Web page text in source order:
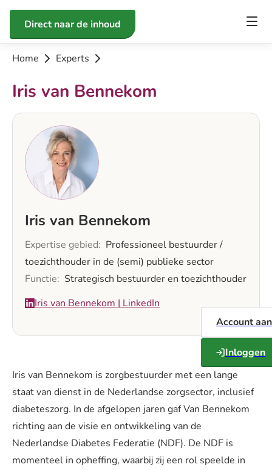
Direct naar de inhoud
Account
Inloggen
Home Experts
Iris van Bennekom
Iris van Bennekom
Expertise gebied
Professioneel bestuurder /
toezichthouder in de (semi) publieke sector
Functie
Strategisch bestuurder en toezichthouder
Linkedin
Iris van Bennekom | LinkedIn
Iris van Bennekom is zorgbestuurder met een lange
staat van dienst in de Nederlandse zorgsector, inclusief
diabeteszorg. In de afgelopen jaren gaf Van Bennekom
richting aan de visie en ontwikkeling van de
Nederlandse Diabetes Federatie (NDF). De NDF is
momenteel in opheffing, waarbij zij een rol speelde in